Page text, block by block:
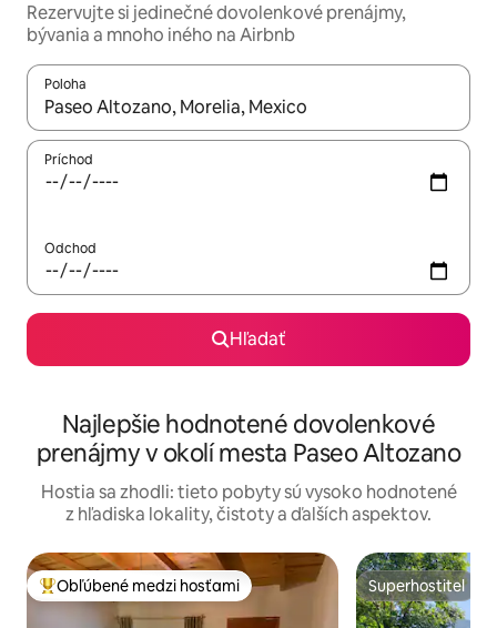
Rezervujte si jedinečné dovolenkové prenájmy,
bývania a mnoho iného na Airbnb
Poloha
Keď budú výsledky k dispozícii, môžete si ich prechádzať
Príchod
Odchod
Hľadať
Najlepšie hodnotené dovolenkové
prenájmy v okolí mesta Paseo Altozano
Hostia sa zhodli: tieto pobyty sú vysoko hodnotené
z hľadiska lokality, čistoty a ďalších aspektov.
Najobľúbenejšie medzi hosťami
Obľúbené medzi hosťami Superhostiteľ
Superhostiteľ